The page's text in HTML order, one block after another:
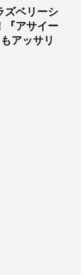
ズベリーシ
『アサイー
アッサリ